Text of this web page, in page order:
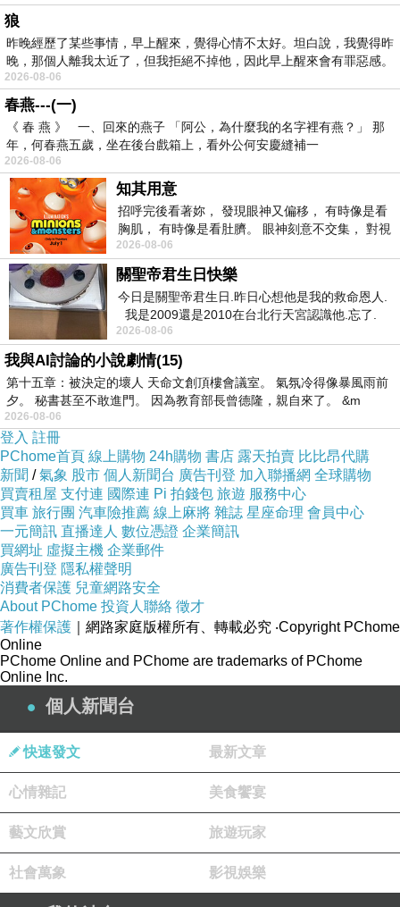
好的，那我再舉個『模仿』的例子。當年向葡
萄牙學習製造大砲的日本開始摸索此技術，成品
製作好了後，師傅是驚訝問起徒弟：「這、這、
這砲管上怎有個凹洞的痕跡呢？」
徒弟回以：「樣品上頭不也這樣嗎！」
「噯喲！你馬幫幫忙。」師傅搖了搖頭的再
說：「哪是這樣，凹痕根本是搬運時不小心給撞
出來的啦！」
無論抄襲或是模仿，人們總在學習的道路中，
想要摸索出準確的方法和正確的答案，試行錯誤
難免鬧出笑話來。
中國大陸最近常聽到一句”匠人精神”此是指從事
手藝活的人，以一絲不苟的精神面對每一件的作
品，奉為圭臬，納入標竿。不過令我驚訝的是，
當到過某間珠寶工房看櫃內展示著的作品時，竟
然擺著好些個克隆台灣某名家的東西！經詰問
下，老板此才回以：「沒法子，客人認的就要這
些。」
狼
昨晚經歷了某些事情，早上醒來，覺得心情不太好。坦白說，我覺得昨
晚，那個人離我太近了，但我拒絕不掉他，因此早上醒來會有罪惡感。
2026-08-06
春燕---(一)
《 春 燕 》 一、回來的燕子 「阿公，為什麼我的名字裡有燕？」 那
年，何春燕五歲，坐在後台戲箱上，看外公何安慶縫補一
2026-08-06
知其用意
招呼完後看著妳， 發現眼神又偏移， 有時像是看
胸肌， 有時像是看肚臍。 眼神刻意不交集， 對視
視線不對齊， 讓我很難不
2026-08-06
關聖帝君生日快樂
今日是關聖帝君生日.昨日心想他是我的救命恩人.
我是2009還是2010在台北行天宮認識他.忘了.
一個奇摩交友的網友學
2026-08-06
我與AI討論的小說劇情(15)
第十五章：被決定的壞人 天命文創頂樓會議室。 氣氛冷得像暴風雨前
夕。 秘書甚至不敢進門。 因為教育部長曾德隆，親自來了。 &m
2026-08-06
登入 註冊
PChome首頁 線上購物 24h購物 書店 露天拍賣 比比昂代購
新聞 /氣象 股市 個人新聞台 廣告刊登 加入聯播網 全球購物
買賣租屋 支付連 國際連 Pi 拍錢包 旅遊 服務中心
買車 旅行團 汽車險推薦 線上麻將 雜誌 星座命理 會員中心
一元簡訊 直播達人 數位憑證 企業簡訊
買網址 虛擬主機 企業郵件
廣告刊登 隱私權聲明
消費者保護 兒童網路安全
About PChome 投資人聯絡 徵才
著作權保護 ｜網路家庭版權所有、轉載必究 ‧Copyright PChome
Online
PChome Online and PChome are trademarks of PChome
Online Inc.
個人新聞台
快速發文 最新文章
心情雜記 美食饗宴
藝文欣賞 旅遊玩家
社會萬象 影視娛樂